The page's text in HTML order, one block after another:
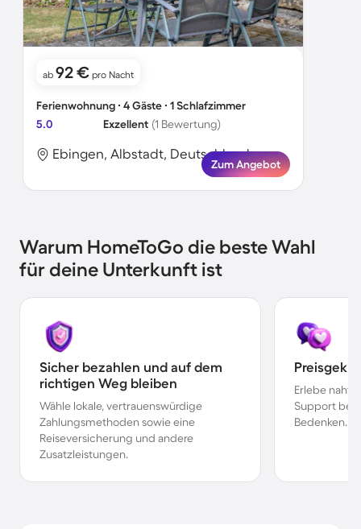
ab 92 € pro Nacht
Ferienwohnung ∙ 4 Gäste ∙ 1 Schlafzimmer
5.0
Exzellent (1 Bewertung)
Ebingen, Albstadt, Deutschland
Zum Angebot
Warum HomeToGo die beste Wahl
für deine Unterkunft ist
Sicher bezahlen und auf dem
richtigen Weg bleiben
Wähle lokale, vertrauenswürdige
Zahlungsmethoden sowie eine
Reiseversicherung und andere
Zusatzleistungen.
Erlebe
Support bei
Bedenken.